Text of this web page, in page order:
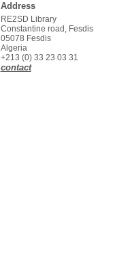
Address
RE2SD Library
Constantine road, Fesdis
05078 Fesdis
Algeria
+213 (0) 33 23 03 31
contact